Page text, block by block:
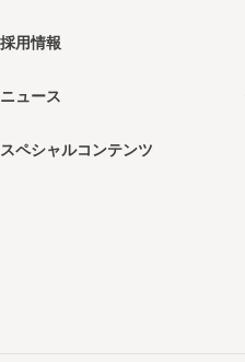
採用情報
ニュース
スペシャルコンテンツ